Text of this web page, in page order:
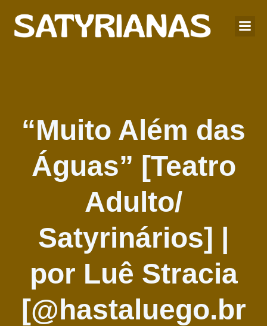
“Muito Além das
Águas” [Teatro
Adulto/
Satyrinários] |
por Luê Stracia
[@hastaluego.br